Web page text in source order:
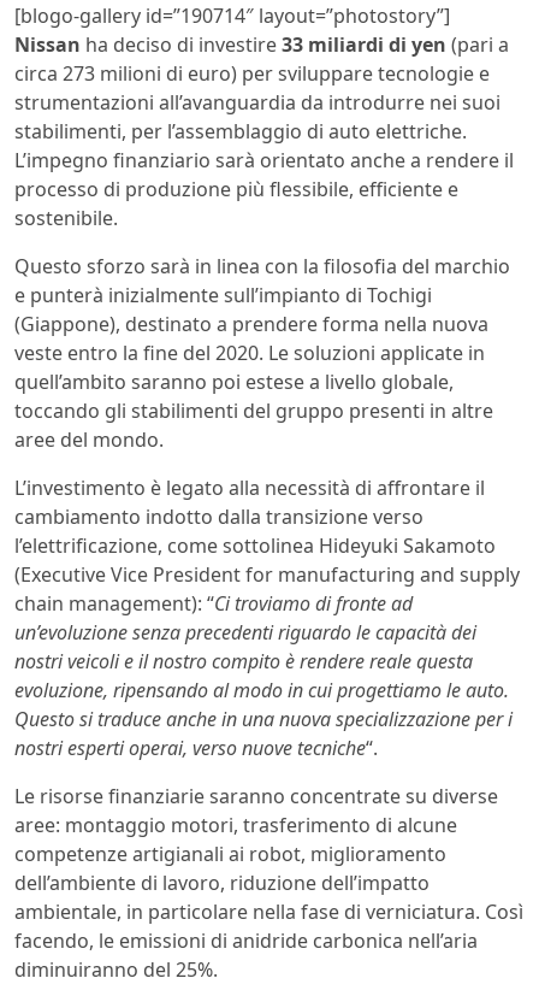
[blogo-gallery id=”190714″ layout=”photostory”]
Nissan ha deciso di investire33 miliardi di yen (pari a
circa 273 milioni di euro) per sviluppare tecnologie e
strumentazioni all’avanguardia da introdurre nei suoi
stabilimenti, per l’assemblaggio di auto elettriche.
L’impegno finanziario sarà orientato anche a rendere il
processo di produzione più flessibile, efficiente e
sostenibile.
Questo sforzo sarà in linea con la filosofia del marchio
e punterà inizialmente sull’impianto di Tochigi
(Giappone), destinato a prendere forma nella nuova
veste entro la fine del 2020. Le soluzioni applicate in
quell’ambito saranno poi estese a livello globale,
toccando gli stabilimenti del gruppo presenti in altre
aree del mondo.
L’investimento è legato alla necessità di affrontare il
cambiamento indotto dalla transizione verso
l’elettrificazione, come sottolinea Hideyuki Sakamoto
(Executive Vice President for manufacturing and supply
chain management): “Ci troviamo di fronte ad
un’evoluzione senza precedenti riguardo le capacità dei
nostri veicoli e il nostro compito è rendere reale questa
evoluzione, ripensando al modo in cui progettiamo le auto.
Questo si traduce anche in una nuova specializzazione per i
nostri esperti operai, verso nuove tecniche“.
Le risorse finanziarie saranno concentrate su diverse
aree: montaggio motori, trasferimento di alcune
competenze artigianali ai robot, miglioramento
dell’ambiente di lavoro, riduzione dell’impatto
ambientale, in particolare nella fase di verniciatura. Così
facendo, le emissioni di anidride carbonica nell’aria
diminuiranno del 25%.